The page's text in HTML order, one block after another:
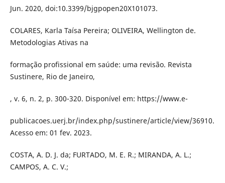
Jun. 2020, doi:10.3399/bjgpopen20X101073.
COLARES, Karla Taísa Pereira; OLIVEIRA, Wellington de.
Metodologias Ativas na
formação profissional em saúde: uma revisão. Revista
Sustinere, Rio de Janeiro,
, v. 6, n. 2, p. 300-320. Disponível em: https://www.e-
publicacoes.uerj.br/index.php/sustinere/article/view/36910.
Acesso em: 01 fev. 2023.
COSTA, A. D. J. da; FURTADO, M. E. R.; MIRANDA, A. L.;
CAMPOS, A. C. V.;